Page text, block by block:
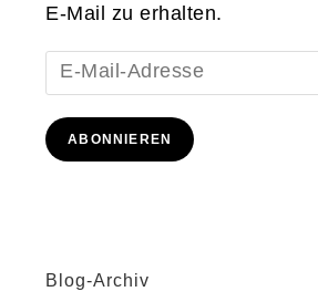
E-Mail zu erhalten.
E-
Mail-
Adresse
ABONNIEREN
Blog-Archiv